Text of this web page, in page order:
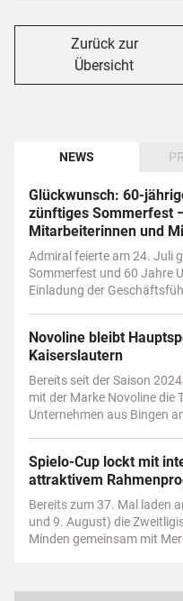
Zurück zur
Übersicht
NEWS
Glückwunsch: 60-
zünftiges Sommerfest
Mitarbeiterinnen und
Admiral feierte am 24. Juli
Sommerfest und 60 Jahre
Einladung der
Novoline bleibt
Kaiserslautern
Bereits seit der Saison
mit der Marke Novoline die
Unternehmen aus Bingen
Spielo-Cup lockt mit
attraktivem
Bereits zum 37. Mal laden
und 9. August) die
Minden gemeinsam mit